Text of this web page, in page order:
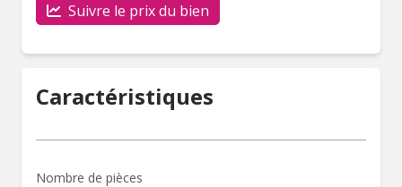
Suivre le prix du bien
Caractéristiques
Nombre de pièces